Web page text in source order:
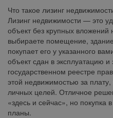
Что такое лизинг
Лизинг недвижимости — это
объект без крупных вложений
выбираете помещение, здание
покупает его у указанного
объект сдан в эксплуатацию
государственном реестре
этой недвижимостью за
личных целей. Отличное
«здесь и сейчас», но покупка
планы.